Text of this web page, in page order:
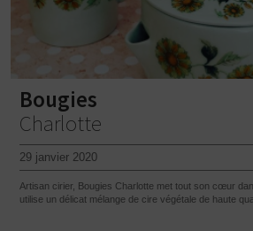
Bougies
Charlotte
29 janvier 2020
Artisan cirier, Bougies Charlotte met tout son cœur
utilise un délicat mélange de cire végétale de haute